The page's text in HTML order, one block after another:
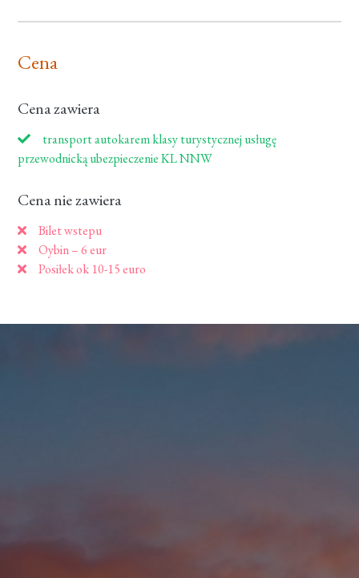
Cena
Cena zawiera
transport autokarem klasy turystycznej usługę
przewodnicką ubezpieczenie KL NNW
Cena nie zawiera
Bilet wstepu
Oybin – 6 eur
Posiłek ok 10-15 euro